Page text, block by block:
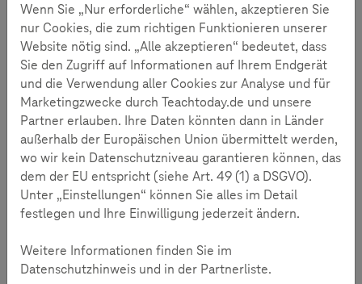
Datenschutz spielerisch lernen
durch Tools für Kinder
Mit spielerischen Tools, Quizzen oder kleinen
vermitteln.
Wenn Sie „Nur erforderliche“ wählen, akzeptieren Sie
nur Cookies, die zum richtigen Funktionieren unserer
Website nötig sind. „Alle akzeptieren“ bedeutet, dass
Sie den Zugriff auf Informationen auf Ihrem Endgerät
und die Verwendung aller Cookies zur Analyse und für
Marketingzwecke durch Teachtoday.de und unsere
Partner erlauben. Ihre Daten könnten dann in Länder
außerhalb der Europäischen Union übermittelt werden,
wo wir kein Datenschutzniveau garantieren können, das
dem der EU entspricht (siehe Art. 49 (1) a DSGVO).
Unter „Einstellungen“ können Sie alles im Detail
festlegen und Ihre Einwilligung jederzeit ändern.
Weitere Informationen finden Sie im
Datenschutzhinweis und in der Partnerliste.